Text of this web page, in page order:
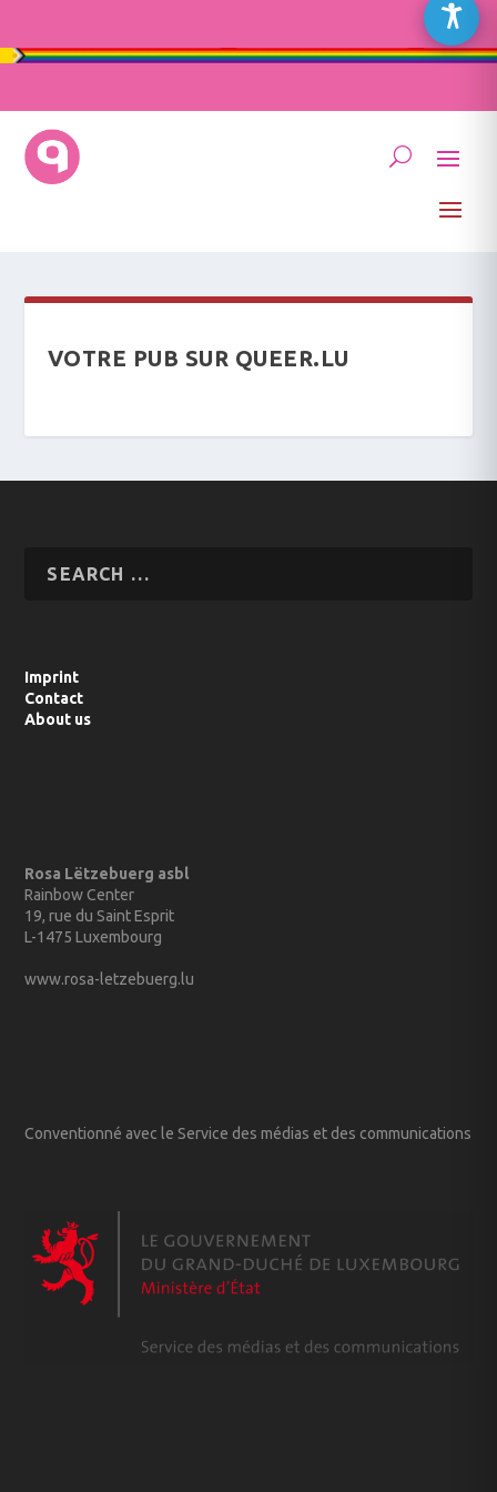
VOTRE PUB SUR QUEER.LU
Imprint
Contact
About us
Rosa Lëtzebuerg asbl
Rainbow Center
19, rue du Saint Esprit
L-1475 Luxembourg
www.rosa-letzebuerg.lu
Conventionné avec le Service des médias et des communications